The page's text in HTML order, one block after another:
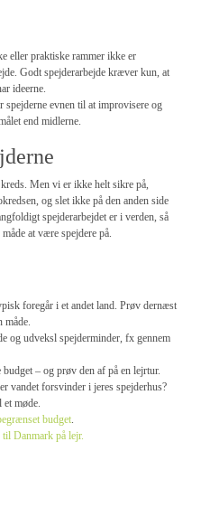
eller praktiske rammer ikke er
Godt spejderarbejde kræver kun, at
ideerne.
evnen til at improvisere og
end midlerne.
Men vi er ikke helt sikre på,
og slet ikke på den anden side
spejderarbejdet er i verden, så
at være spejdere på.
foregår i et andet land. Prøv dernæst
måde.
og udveksl spejderminder, fx gennem
– og prøv den af på en lejrtur.
vandet forsvinder i jeres spejderhus?
et møde.
budget.
Danmark på lejr.